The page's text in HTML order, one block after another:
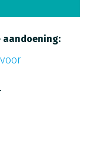
aandoening: